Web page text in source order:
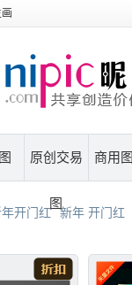
原创交易
图
商用
开门红 新年 开门红